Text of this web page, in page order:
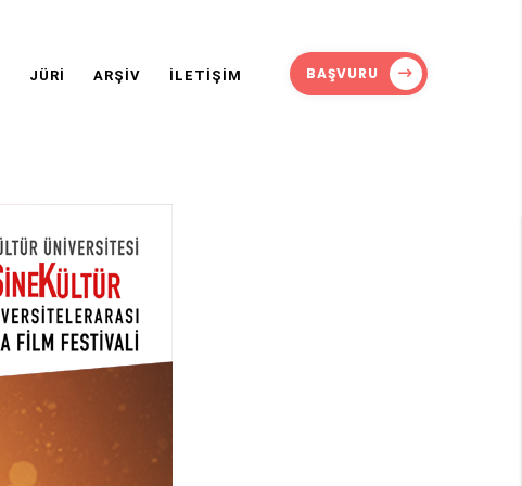
JÜRİ ARŞİV İLETİŞİM BAŞVURU